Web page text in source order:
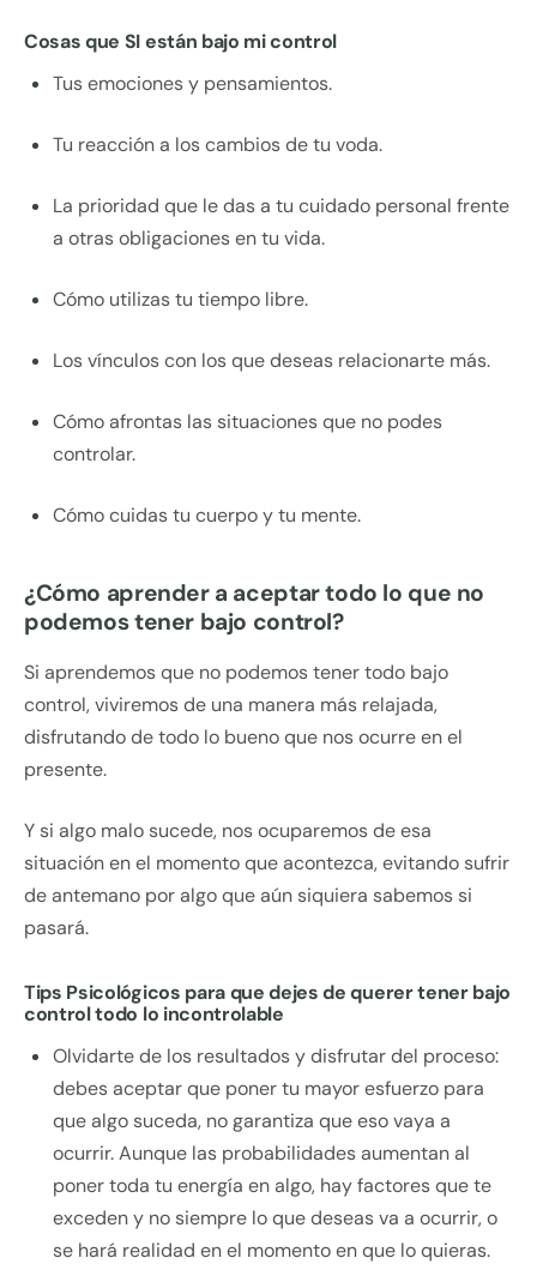
Cosas que SI están bajo mi control
Tus emociones y pensamientos.
Tu reacción a los cambios de tu voda.
La prioridad que le das a tu cuidado personal frente
a otras obligaciones en tu vida.
Cómo utilizas tu tiempo libre.
Los vínculos con los que deseas relacionarte más.
Cómo afrontas las situaciones que no podes
controlar.
Cómo cuidas tu cuerpo y tu mente.
¿Cómo aprender a aceptar todo lo que no
podemos tener bajo control?
Si aprendemos que no podemos tener todo bajo
control, viviremos de una manera más relajada,
disfrutando de todo lo bueno que nos ocurre en el
presente.
Y si algo malo sucede, nos ocuparemos de esa
situación en el momento que acontezca, evitando sufrir
de antemano por algo que aún siquiera sabemos si
pasará.
Tips Psicológicos para que dejes de querer tener bajo
control todo lo incontrolable
Olvidarte de los resultados y disfrutar del proceso:
debes aceptar que poner tu mayor esfuerzo para
que algo suceda, no garantiza que eso vaya a
ocurrir. Aunque las probabilidades aumentan al
poner toda tu energía en algo, hay factores que te
exceden y no siempre lo que deseas va a ocurrir, o
se hará realidad en el momento en que lo quieras.